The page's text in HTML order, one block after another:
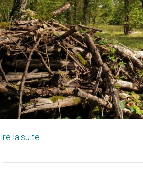
la suite